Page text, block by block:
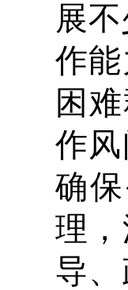
展
作
困
作
确
理
导